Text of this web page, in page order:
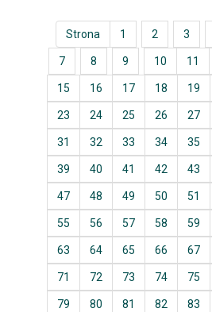
Strona 1 2 3
7 8 9 10 11
15 16 17 18 19
23 24 25 26 27
31 32 33 34 35
39 40 41 42 43
47 48 49 50 51
55 56 57 58 59
63 64 65 66 67
71 72 73 74 75
79 80 81 82 83